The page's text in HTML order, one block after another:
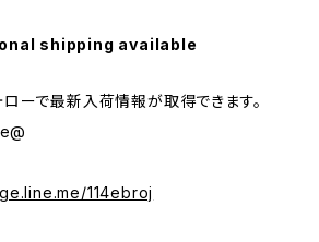
shipping available
ローで最新入荷情報が取得できます。
114ebroj